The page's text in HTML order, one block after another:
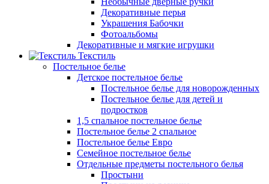
Декоративные перья
Украшения Бабочки
Фотоальбомы
Декоративные и мягкие игрушки
Текстиль
Постельное белье
Детское постельное белье
Постельное белье для новорожденных
Постельное белье для детей и
подростков
1,5 спальное постельное белье
Постельное белье 2 спальное
Постельное белье Евро
Семейное постельное белье
Отдельные предметы постельного белья
Простыни